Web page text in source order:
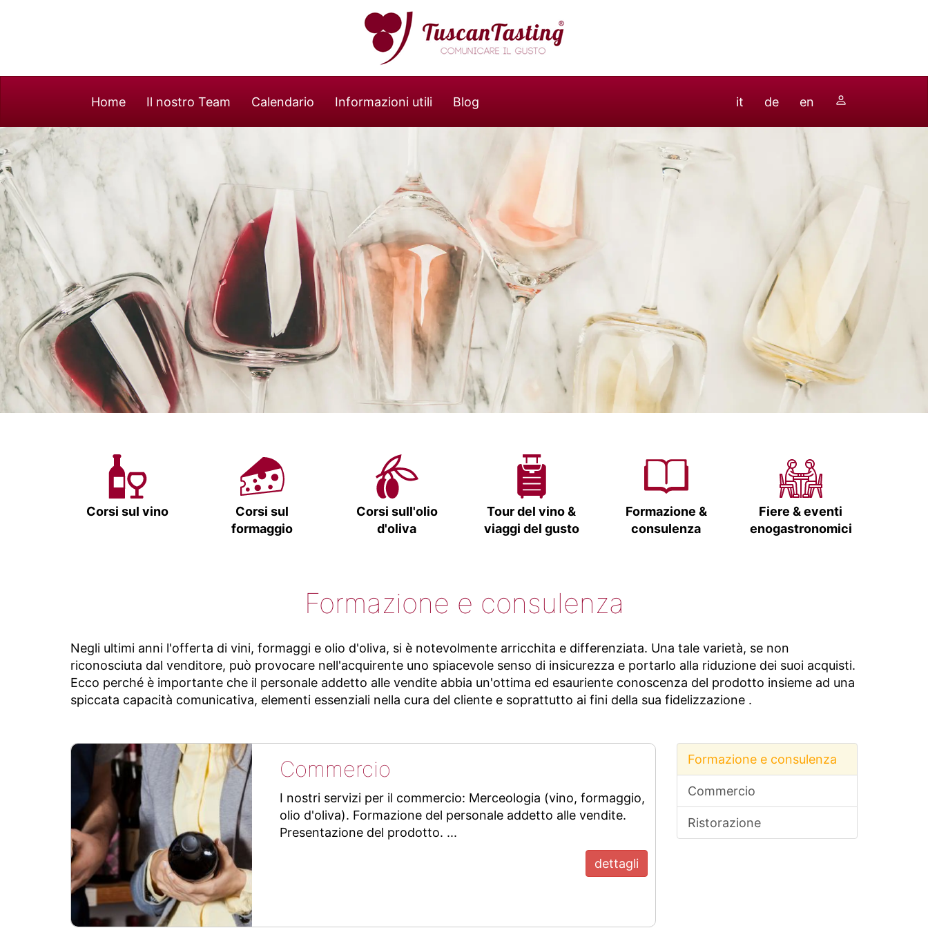
Home Il nostro Team Calendario Informazioni utili Blog it de en
Corsi sul vino
Corsi sul
formaggio
Corsi sull'olio
d'oliva
Tour del vino &
viaggi del gusto
Formazione &
consulenza
Fiere & eventi
enogastronomici
Formazione e consulenza
Negli ultimi anni l'offerta di vini, formaggi e olio d'oliva, si è notevolmente arricchita e differenziata. Una tale varietà, se non
riconosciuta dal venditore, può provocare nell'acquirente uno spiacevole senso di insicurezza e portarlo alla riduzione dei suoi acquisti.
Ecco perché è importante che il personale addetto alle vendite abbia un'ottima ed esauriente conoscenza del prodotto insieme ad una
spiccata capacità comunicativa, elementi essenziali nella cura del cliente e soprattutto ai fini della sua fidelizzazione .
Commercio
I nostri servizi per il commercio: Merceologia (vino, formaggio,
olio d'oliva). Formazione del personale addetto alle vendite.
Presentazione del prodotto. ...
dettagli
Formazione e consulenza
Commercio
Ristorazione